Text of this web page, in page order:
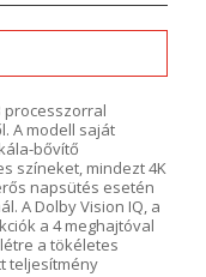
processzorral
A modell saját
bővítő
színeket, mindezt 4K
napsütés esetén
A Dolby Vision IQ, a
a 4 meghajtóval
a tökéletes
teljesítmény